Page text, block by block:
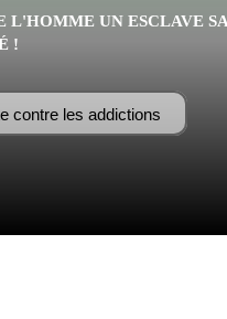
UN ESCLAVE
!
contre les addictions